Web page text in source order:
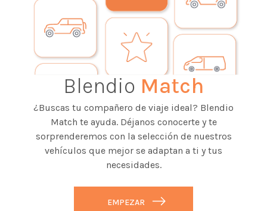
Blendio Match
¿Buscas tu compañero de viaje ideal? Blendio
Match te ayuda. Déjanos conocerte y te
sorprenderemos con la selección de nuestros
vehículos que mejor se adaptan a ti y tus
necesidades.
EMPEZAR